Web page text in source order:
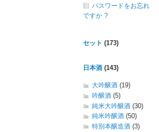
パスワードをお忘れ
ですか ?
セット (173)
日本酒 (143)
大吟醸酒 (19)
吟醸酒 (5)
純米大吟醸酒 (30)
純米吟醸酒 (50)
特別本醸造酒 (3)